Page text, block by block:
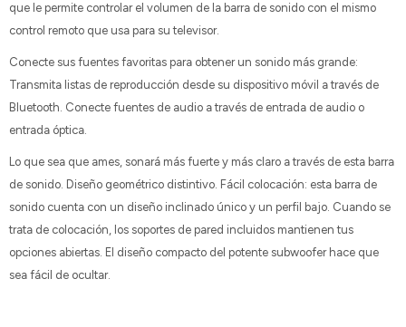
que le permite controlar el volumen de la barra de sonido con el mismo
control remoto que usa para su televisor.
Conecte sus fuentes favoritas para obtener un sonido más grande:
Transmita listas de reproducción desde su dispositivo móvil a través de
Bluetooth. Conecte fuentes de audio a través de entrada de audio o
entrada óptica.
Lo que sea que ames, sonará más fuerte y más claro a través de esta barra
de sonido. Diseño geométrico distintivo. Fácil colocación: esta barra de
sonido cuenta con un diseño inclinado único y un perfil bajo. Cuando se
trata de colocación, los soportes de pared incluidos mantienen tus
opciones abiertas. El diseño compacto del potente subwoofer hace que
sea fácil de ocultar.